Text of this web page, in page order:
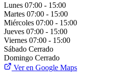
Lunes 07:00 - 15:00
Martes 07:00 - 15:00
Miércoles 07:00 - 15:00
Jueves 07:00 - 15:00
Viernes 07:00 - 15:00
Sábado Cerrado
Domingo Cerrado
Ver en Google Maps